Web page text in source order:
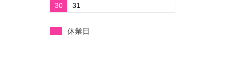
30
31
休業日